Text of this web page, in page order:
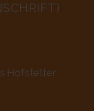
Hofstetter